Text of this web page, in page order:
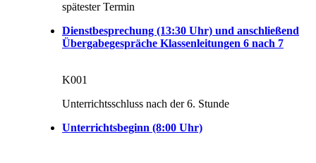
spätester Termin
Dienstbesprechung (13:30 Uhr) und anschließend
Übergabegespräche Klassenleitungen 6 nach 7
K001
Unterrichtsschluss nach der 6. Stunde
Unterrichtsbeginn (8:00 Uhr)